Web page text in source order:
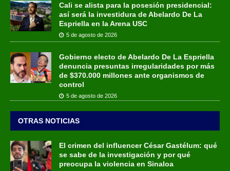
Cali se alista para la posesión presidencial:
así será la investidura de Abelardo De La
Espriella en la Arena USC
5 de agosto de 2026
Gobierno electo de Abelardo De La Espriella
denuncia presuntas irregularidades por más
de $370.000 millones ante organismos de
control
5 de agosto de 2026
OTRAS NOTICIAS
El crimen del influencer César Gastélum: qué
se sabe de la investigación y por qué
preocupa la violencia en Sinaloa